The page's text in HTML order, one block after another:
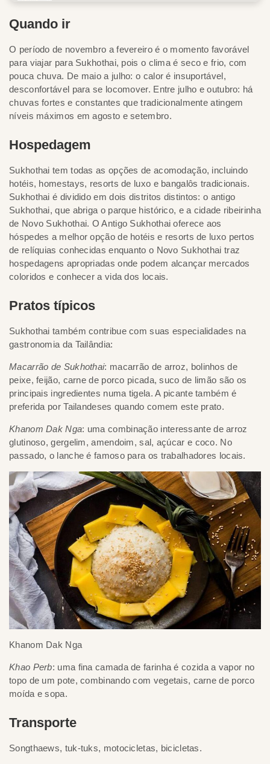
Quando ir
O período de novembro a fevereiro é o momento favorável
para viajar para Sukhothai, pois o clima é seco e frio, com
pouca chuva. De maio a julho: o calor é insuportável,
desconfortável para se locomover. Entre julho e outubro: há
chuvas fortes e constantes que tradicionalmente atingem
níveis máximos em agosto e setembro.
Hospedagem
Sukhothai tem todas as opções de acomodação, incluindo
hotéis, homestays, resorts de luxo e bangalôs tradicionais.
Sukhothai é dividido em dois distritos distintos: o antigo
Sukhothai, que abriga o parque histórico, e a cidade ribeirinha
de Novo Sukhothai. O Antigo Sukhothai oferece aos
hóspedes a melhor opção de hotéis e resorts de luxo pertos
de relíquias conhecidas enquanto o Novo Sukhothai traz
hospedagens apropriadas onde podem alcançar mercados
coloridos e conhecer a vida dos locais.
Pratos típicos
Sukhothai também contribue com suas especialidades na
gastronomia da Tailândia:
Macarrão de Sukhothai: macarrão de arroz, bolinhos de
peixe, feijão, carne de porco picada, suco de limão são os
principais ingredientes numa tigela. A picante também é
preferida por Tailandeses quando comem este prato.
Khanom Dak Nga: uma combinação interessante de arroz
glutinoso, gergelim, amendoim, sal, açúcar e coco. No
passado, o lanche é famoso para os trabalhadores locais.
Khanom Dak Nga
Khao Perb: uma fina camada de farinha é cozida a vapor no
topo de um pote, combinando com vegetais, carne de porco
moída e sopa.
Transporte
Songthaews, tuk-tuks, motocicletas, bicicletas.